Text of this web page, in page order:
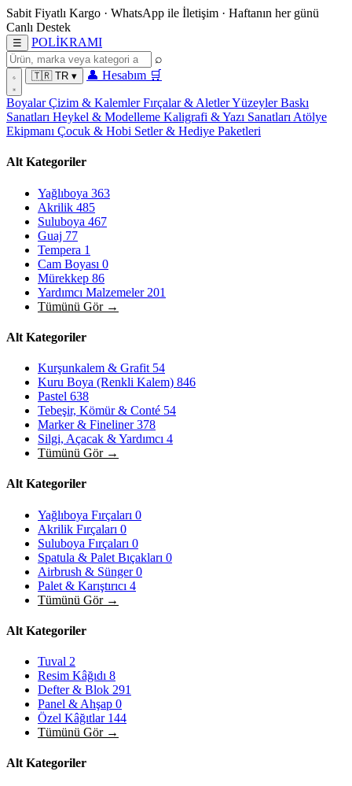
Sabit Fiyatlı Kargo · WhatsApp ile İletişim · Haftanın her günü
Canlı Destek
☰ POLİKRAMI
⌕
🇹🇷 TR ▾ 👤 Hesabım 🛒
BoyalarÇizim & KalemlerFırçalar & AletlerYüzeylerBaskı
Sanatları Heykel & Modelleme Kaligrafi & Yazı Sanatları Atölye
Ekipmanı Çocuk & Hobi Setler & Hediye Paketleri
Alt Kategoriler
Yağlıboya 363
Akrilik 485
Suluboya 467
Guaj 77
Tempera 1
Cam Boyası 0
Mürekkep 86
Yardımcı Malzemeler 201
Tümünü Gör →
Alt Kategoriler
Kurşunkalem & Grafit 54
Kuru Boya (Renkli Kalem) 846
Pastel 638
Tebeşir, Kömür & Conté 54
Marker & Fineliner378
Silgi, Açacak & Yardımcı 4
Tümünü Gör →
Alt Kategoriler
Yağlıboya Fırçaları 0
Akrilik Fırçaları 0
Suluboya Fırçaları 0
Spatula & Palet Bıçakları 0
Airbrush & Sünger0
Palet & Karıştırıcı 4
Tümünü Gör →
Alt Kategoriler
Tuval 2
Resim Kâğıdı 8
Defter & Blok 291
Panel & Ahşap 0
Özel Kâğıtlar 144
Tümünü Gör →
Alt Kategoriler